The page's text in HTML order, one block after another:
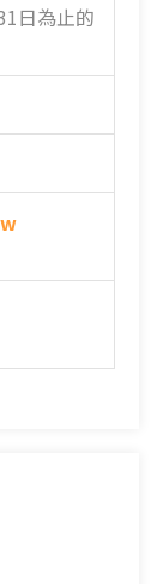
日為止的